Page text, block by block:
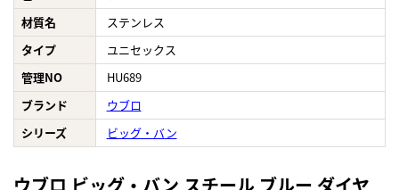
材質名
ステンレス
タイプ
ユニセックス
管理NO
HU689
ブランド
ウブロ
シリーズ
ビッグ・バン